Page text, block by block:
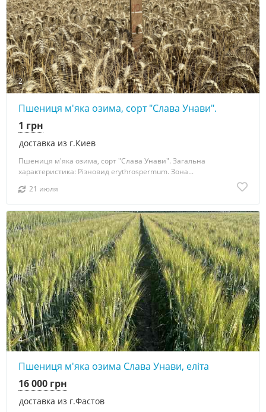
2
Пшениця м'яка озима, сорт "Слава Унави".
доставка из г.Киев
1 грн
Пшениця м'яка озима, сорт "Слава Унави". Загальна
характеристика: Різновид erythrospermum. Зона...
21 июля
4
Пшениця м'яка озима Слава Унави, еліта
доставка из г.Фастов
16 000 грн